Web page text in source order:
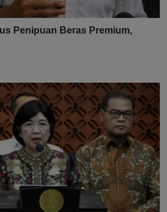
Penipuan Beras Premium,